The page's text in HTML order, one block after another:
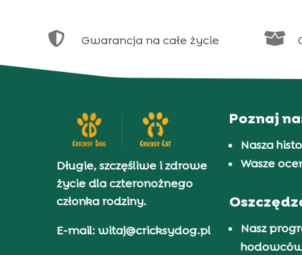
 Gwarancja na całe życie 
Długie, szczęśliwe i zdrowe
życie dla czteronożnego
członka rodziny.
E-mail: witaj@cricksydog.pl
Poznaj
Nasza
Wasze
Nasz